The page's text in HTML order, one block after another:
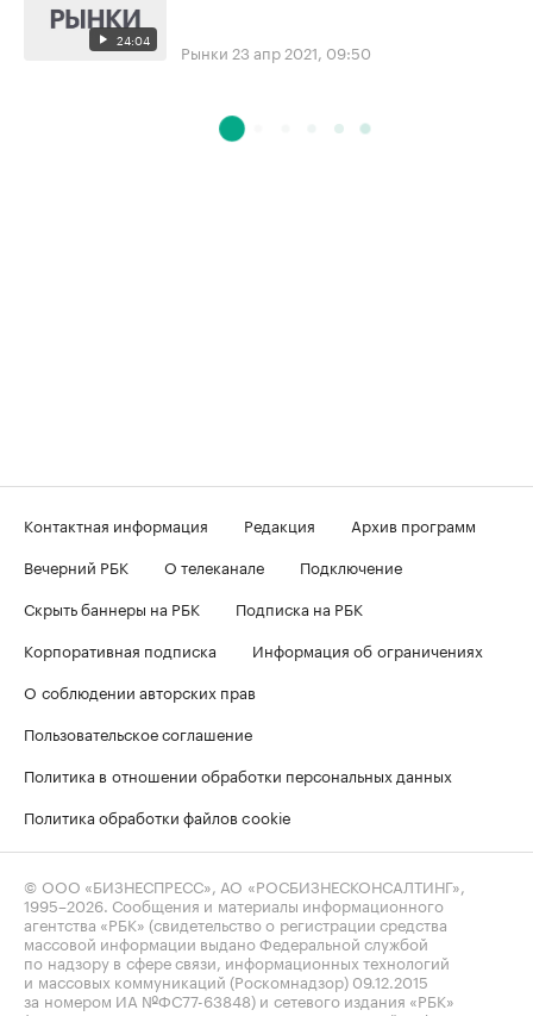
24:04 Рынки 23 апр 2021, 09:50
Контактная информация Редакция
Архив программ
Вечерний РБК
О телеканале
Подключение
Скрыть баннеры на РБК
Подписка на РБК
Корпоративная подписка
Информация об ограничениях
О соблюдении авторских прав
Пользовательское соглашение
Политика в отношении обработки персональных данных
Политика обработки файлов cookie
© ООО «БИЗНЕСПРЕСС», АО «РОСБИЗНЕСКОНСАЛТИНГ»,
1995–2026 . Сообщения и материалы информационного
агентства «РБК» (свидетельство о регистрации средства
массовой информации выдано Федеральной службой
по надзору в сфере связи, информационных технологий
и массовых коммуникаций (Роскомнадзор) 09.12.2015
за номером ИА №ФС77-63848) и сетевого издания «РБК»